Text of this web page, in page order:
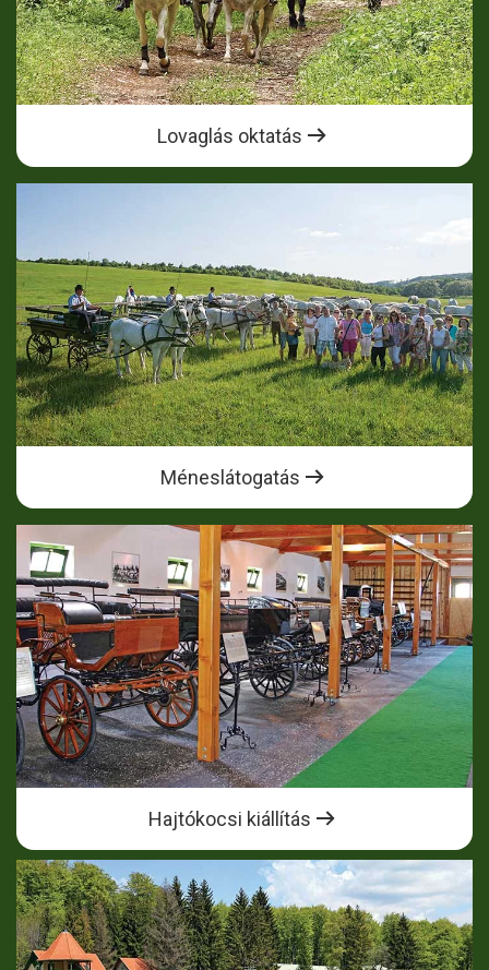
Lovaglás oktatás
Méneslátogatás
Hajtókocsi kiállítás